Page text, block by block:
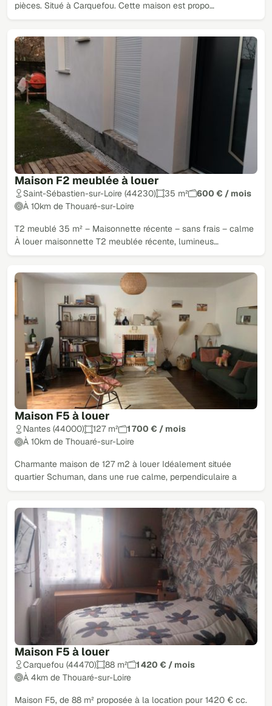
pièces. Situé à Carquefou. Cette maison est propo…
Maison F2 meublée à louer
Saint-Sébastien-sur-Loire (44230) 35 m²
600 € / mois
À 10km de Thouaré-sur-Loire
T2 meublé 35 m² – Maisonnette récente – sans frais – calme
À louer maisonnette T2 meublée récente, lumineus…
Maison F5 à louer
Nantes (44000) 127 m²
1 700 € / mois
À 10km de Thouaré-sur-Loire
Charmante maison de 127 m2 à louer Idéalement située
quartier Schuman, dans une rue calme, perpendiculaire a
Maison F5 à louer
Carquefou (44470) 88 m²
1 420 € / mois
À 4km de Thouaré-sur-Loire
Maison F5, de 88 m² proposée à la location pour 1420 € cc.